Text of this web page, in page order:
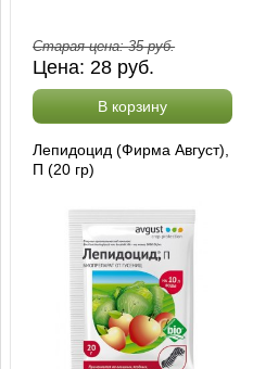
Старая цена:35руб.
Цена: 28 руб.
В корзину
Лепидоцид (Фирма Август),
П (20 гр)